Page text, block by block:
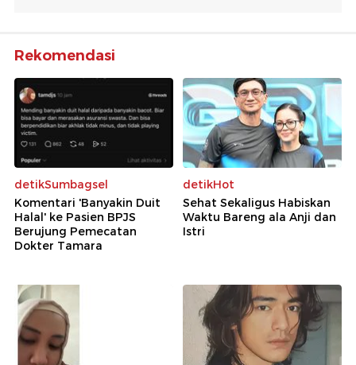
Rekomendasi
detikSumbagsel
Komentari 'Banyakin Duit
Halal' ke Pasien BPJS
Berujung Pemecatan
Dokter Tamara
detikHot
Sehat Sekaligus Habiskan
Waktu Bareng ala Anji dan
Istri